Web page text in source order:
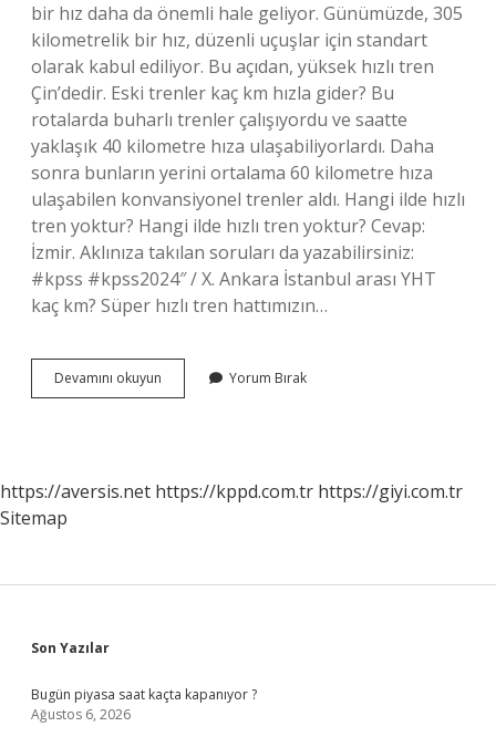
bir hız daha da önemli hale geliyor. Günümüzde, 305
kilometrelik bir hız, düzenli uçuşlar için standart
olarak kabul ediliyor. Bu açıdan, yüksek hızlı tren
Çin’dedir. Eski trenler kaç km hızla gider? Bu
rotalarda buharlı trenler çalışıyordu ve saatte
yaklaşık 40 kilometre hıza ulaşabiliyorlardı. Daha
sonra bunların yerini ortalama 60 kilometre hıza
ulaşabilen konvansiyonel trenler aldı. Hangi ilde hızlı
tren yoktur? Hangi ilde hızlı tren yoktur? Cevap:
İzmir. Aklınıza takılan soruları da yazabilirsiniz:
#kpss #kpss2024″ / X. Ankara İstanbul arası YHT
kaç km? Süper hızlı tren hattımızın…
Devamını okuyun
Tren
Yorum Bırak
https://aversis.net https://kppd.com.tr https://giyi.com.tr
Sitemap
Sidebar
Son Yazılar
Bugün piyasa saat kaçta kapanıyor ?
Ağustos 6, 2026